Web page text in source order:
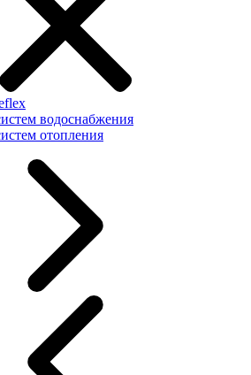
водоснабжения
отопления